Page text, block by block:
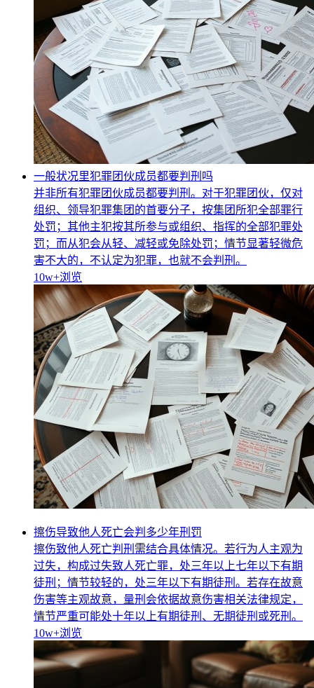
一般状况里犯罪团伙成员都要判刑吗
并非所有犯罪团伙成员都要判刑。对于犯罪团伙，仅对
组织、领导犯罪集团的首要分子，按集团所犯全部罪行
处罚；其他主犯按其所参与或组织、指挥的全部犯罪处
罚；而从犯会从轻、减轻或免除处罚；情节显著轻微危
害不大的，不认定为犯罪，也就不会判刑。
10w+浏览
擦伤导致他人死亡会判多少年刑罚
擦伤致他人死亡判刑需结合具体情况。若行为人主观为
过失，构成过失致人死亡罪，处三年以上七年以下有期
徒刑；情节较轻的，处三年以下有期徒刑。若存在故意
伤害等主观故意，量刑会依据故意伤害相关法律规定，
情节严重可能处十年以上有期徒刑、无期徒刑或死刑。
10w+浏览